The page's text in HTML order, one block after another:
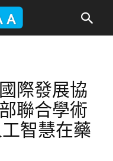
際發展協
聯合學術
智慧在藥